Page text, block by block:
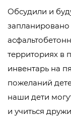
Обсудили и
территориях в
инвентарь на
пожеланий
наши дети
и учиться